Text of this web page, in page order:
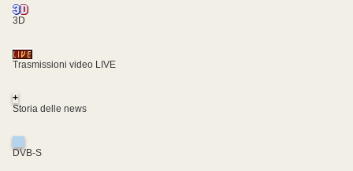
3D
Trasmissioni video LIVE
+
Storia delle news
DVB-S